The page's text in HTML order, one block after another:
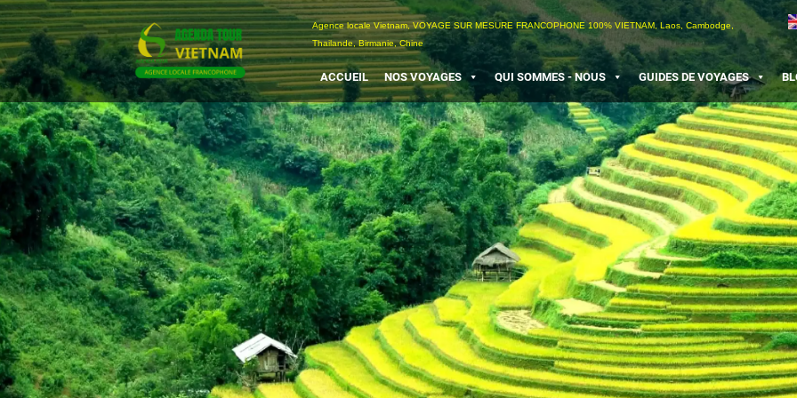
Passer
au
contenu
Agence locale Vietnam, VOYAGE SUR MESURE FRANCOPHONE 100% VIETNAM, Laos, Cambodge,
Thailande, Birmanie, Chine
ACCUEIL NOS VOYAGES QUI SOMMES - NOUS GUIDES DE VOYAGES